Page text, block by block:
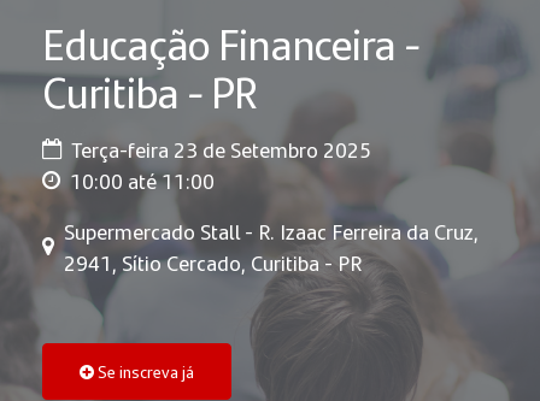
Educação Financeira -
Curitiba - PR
Terça-feira 23 de Setembro 2025
10:00 até 11:00
Supermercado Stall - R. Izaac Ferreira da Cruz,
2941, Sítio Cercado, Curitiba - PR
Se inscreva já